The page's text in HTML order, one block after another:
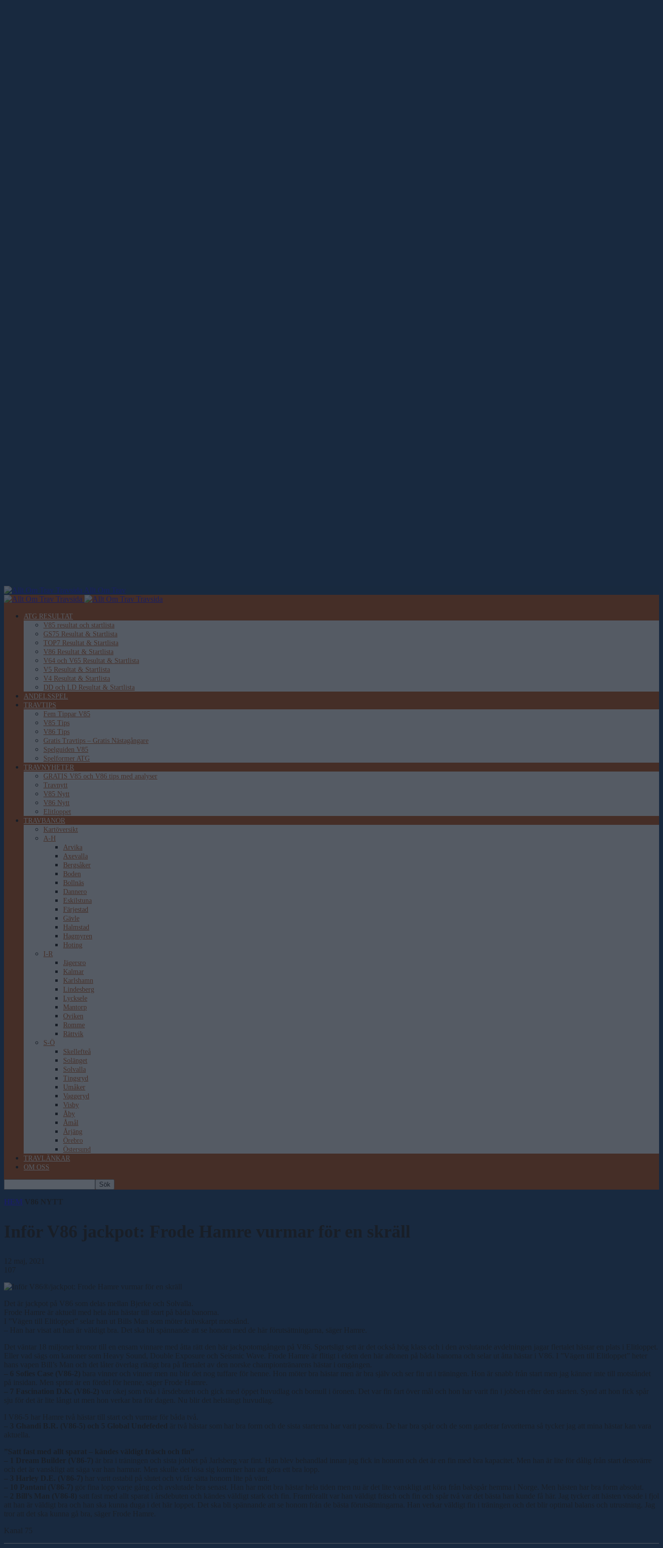
Allt Om Trav
ATG RESULTAT
V85 resultat och startlista
GS75 Resultat & Startlista
TOP7 Resultat & Startlista
V86 Resultat & Startlista
V64 och V65 Resultat & Startlista
V5 Resultat & Startlista
V4 Resultat & Startlista
DD och LD Resultat & Startlista
ANDELSSPEL
TRAVTIPS
Fem Tippar V85
V85 Tips
V86 Tips
Gratis Travtips – Gratis Nästagångare
Spelguiden V85
Spelformer ATG
TRAVNYHETER
GRATIS V85 och V86 tips med analyser
Travnytt
V85 Nytt
V86 Nytt
Elitloppet
TRAVBANOR
Kartöversikt
A-H
Arvika
Axevalla
Bergsåker
Boden
Bollnäs
Dannero
Eskilstuna
Färjestad
Gävle
Halmstad
Hagmyren
Hoting
I-R
Jägersro
Kalmar
Karlshamn
Lindesberg
Lycksele
Mantorp
Oviken
Romme
Rättvik
S-Ö
Skellefteå
Solänget
Solvalla
Tingsryd
Umåker
Vaggeryd
Visby
Åby
Åmål
Årjäng
Örebro
Östersund
TRAVLÄNKAR
OM OSS
HEM V86 NYTT
Inför V86 jackpot: Frode Hamre vurmar för en skräll
12 maj, 2021
107
Det är jackpot på V86 som delas mellan Bjerke och Solvalla.
Frode Hamre är aktuell med hela åtta hästar till start på båda banorna.
I ”Vägen till Elitloppet” selar han ut Bills Man som möter knivskarpt motstånd.
– Han har visat att han är väldigt bra. Det ska bli spännande att se honom med de här förutsättningarna, säger Hamre.
Det väntar 18 miljoner kronor till en ensam vinnare med åtta rätt den här jackpotomgången på V86. Sportsligt sett är det också hög klass och i den avslutande avdelningen jagar flertalet hästar en plats i Elitloppet.
Eller vad sägs om kanoner som Heavy Sound, Double Exposure och Seismic Wave. Frode Hamre är flitigt i elden den här aftonen på båda banorna och selar ut åtta hästar i V86. I ”Vägen till Elitloppet” heter
hans vapen Bill’s Man och det låter överlag riktigt bra på flertalet av den norske championtränarens hästar i omgången.
– 6 Sofies Case (V86-2) bara vinner och vinner men nu blir det nog tuffare för henne. Hon möter bra hästar men är bra själv och ser fin ut i träningen. Hon är snabb från start men jag känner inte till motståndet
på insidan. Men sprint är en fördel för henne, säger Frode Hamre.
– 7 Fascination D.K. (V86-2) var okej som tvåa i årsdebuten och gick med öppet huvudlag och bomull i öronen. Det var fin fart över mål och hon har varit fin i jobben efter den starten. Synd att hon fick spår
sju för det är lite långt ut men hon verkar bra för dagen. Nu blir det helstängt huvudlag.
I V86-5 har Hamre två hästar till start och vurmar för båda två.
– 3 Ghandi B.R. (V86-5) och 5 Global Undefeded
är två hästar som har bra form och de sista starterna har varit positiva. De har bra spår och de som garderar favoriterna så tycker jag att mina hästar kan vara
aktuella.
”Satt fast med allt sparat – kändes väldigt fräsch och fin”
– 1 Dream Builder (V86-7) är bra i träningen och sista jobbet på Jarlsberg var fint. Han blev behandlad innan jag fick in honom och det är en fin med bra kapacitet. Men han är lite för dålig från start dessvärre
och det är vanskligt att säga var han hamnar. Men skulle det lösa sig kommer han att göra ett bra lopp.
– 3 Harley D.E. (V86-7) har varit ostabil på slutet och vi får sätta honom lite på vänt.
– 10 Pantani (V86-7) gör fina lopp varje gång och avslutade bra senast. Han har mött bra hästar hela tiden men nu är det lite vanskligt att köra från bakspår hemma i Norge. Men hästen har bra form absolut.
– 2 Bill’s Man (V86-8) satt fast med allt sparat i årsdebuten och kändes väldigt stark och fin. Framförallt var han väldigt fräsch och fin och spår två var det bästa han kunde få här. Jag tycker att hästen visade i fjol
att han är väldigt bra och han ska kunna duga i det här loppet. Det ska bli spännande att se honom från de bästa förutsättningarna. Han verkar väldigt fin i träningen och det blir optimal balans och utrustning. Jag
tror att det ska kunna gå bra, säger Frode Hamre.
Kanal 75